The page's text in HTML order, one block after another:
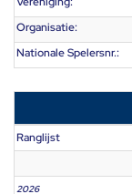
Organisatie:
Nationale Spelersnr.:
Ranglijst
2026